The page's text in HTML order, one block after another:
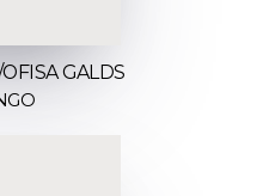
GALDS